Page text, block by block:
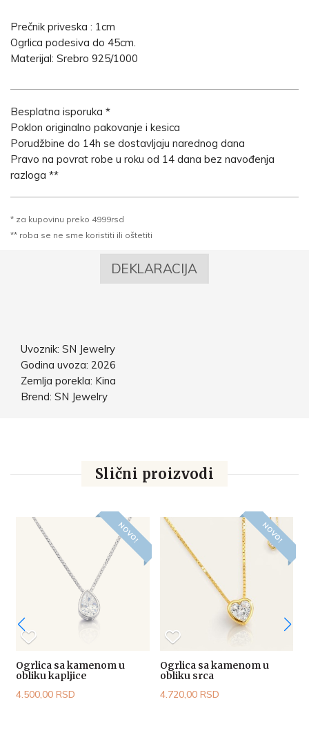
Prečnik priveska : 1cm
Ogrlica podesiva do 45cm.
Materijal: Srebro 925/1000
Besplatna isporuka *
Poklon originalno pakovanje i kesica
Porudžbine do 14h se dostavljaju narednog dana
Pravo na povrat robe u roku od 14 dana bez navođenja
razloga **
* za kupovinu preko 4999rsd
** roba se ne sme koristiti ili oštetiti
DEKLARACIJA
Uvoznik: SN Jewelry
Godina uvoza: 2026
Zemlja porekla: Kina
Brend: SN Jewelry
Slični proizvodi
NOVO!
Ogrlica sa kamenom u
obliku kapljice
4.500,00 RSD
NOVO!
Ogrlica sa kamenom u
obliku srca
4.720,00 RSD